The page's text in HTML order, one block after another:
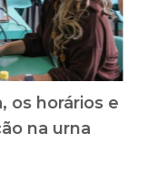
os horários e
na urna